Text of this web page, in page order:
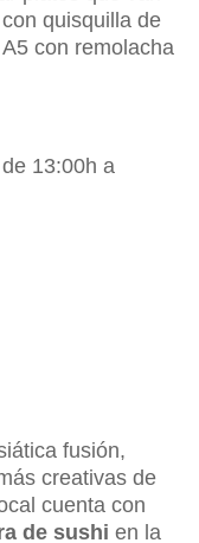
quisquilla de
con remolacha
13:00h a
fusión,
creativas de
cuenta con
de sushi en la